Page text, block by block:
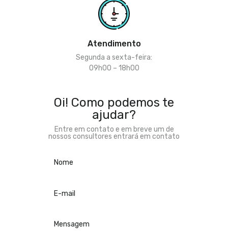
Atendimento
Segunda a sexta-feira:
09h00 – 18h00
Oi! Como podemos te
ajudar?
Entre em contato e em breve um de
nossos consultores entrará em contato